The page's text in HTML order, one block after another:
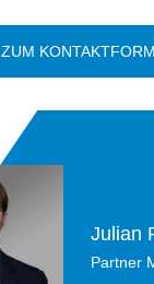
ZUM
Julian
Partner